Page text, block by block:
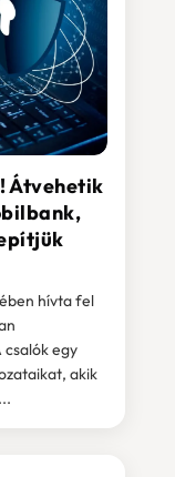
Átvehetik
hívta fel
csalók egy
akik